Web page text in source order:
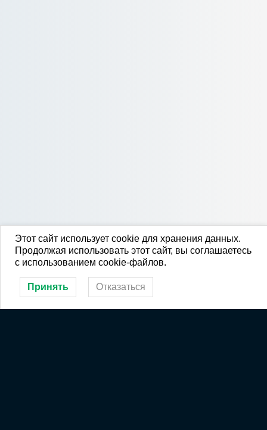
Этот сайт использует cookie для хранения данных.
Продолжая использовать этот сайт, вы соглашаетесь
с использованием cookie-файлов.
Принять Отказаться